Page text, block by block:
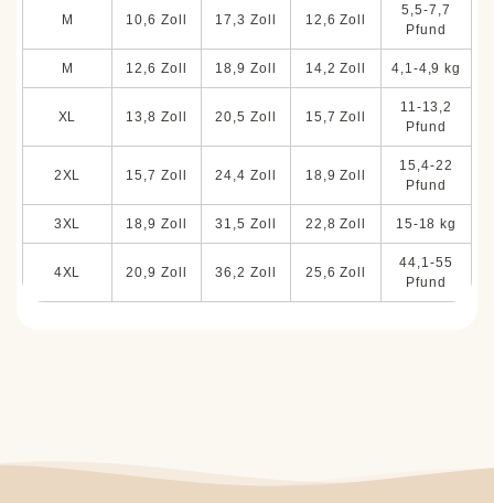
M 10,6 Zoll 17,3 Zoll 12,6 Zoll
5,5-7,7
Pfund
M 12,6 Zoll 18,9 Zoll 14,2 Zoll 4,1-4,9 kg
XL 13,8 Zoll 20,5 Zoll 15,7 Zoll
11-13,2
Pfund
2XL 15,7 Zoll 24,4 Zoll 18,9 Zoll
15,4-22
Pfund
3XL 18,9 Zoll 31,5 Zoll 22,8 Zoll 15-18 kg
4XL 20,9 Zoll 36,2 Zoll 25,6 Zoll
44,1-55
Pfund